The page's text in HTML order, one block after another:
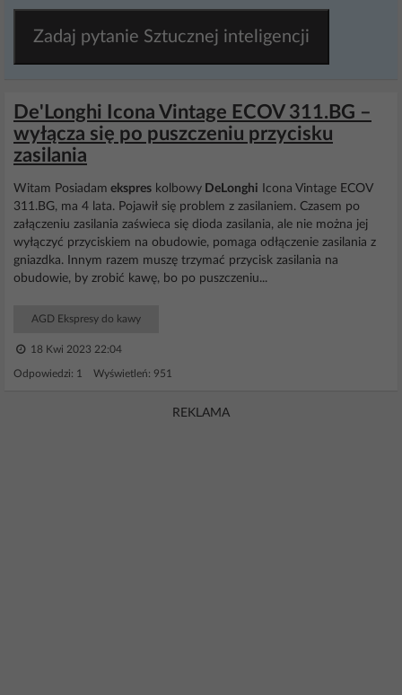
Zadaj pytanie Sztucznej inteligencji
De'Longhi Icona Vintage ECOV 311.BG –
wyłącza się po puszczeniu przycisku
zasilania
Witam Posiadam ekspres kolbowy DeLonghi Icona Vintage ECOV
311.BG, ma 4 lata. Pojawił się problem z zasilaniem. Czasem po
załączeniu zasilania zaświeca się dioda zasilania, ale nie można jej
wyłączyć przyciskiem na obudowie, pomaga odłączenie zasilania z
gniazdka. Innym razem muszę trzymać przycisk zasilania na
obudowie, by zrobić kawę, bo po puszczeniu...
AGD Ekspresy do kawy
18 Kwi 2023 22:04
Odpowiedzi: 1 Wyświetleń: 951
REKLAMA